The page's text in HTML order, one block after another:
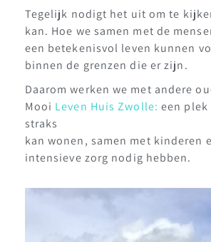
Tegelijk nodigt het uit om te
kan. Hoe we samen met de
een betekenisvol leven kunnen
binnen de grenzen die er zijn.
Daarom werken we met andere
Mooi Leven Huis Zwolle: een plek
straks
kan wonen, samen met kinderen
intensieve zorg nodig hebben.